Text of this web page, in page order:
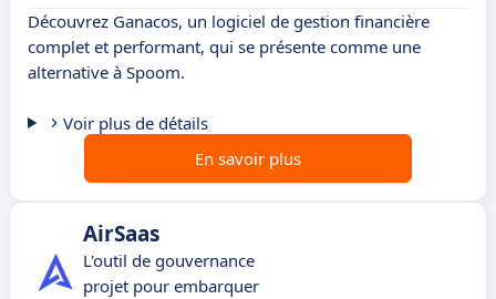
Découvrez Ganacos, un logiciel de gestion financière
complet et performant, qui se présente comme une
alternative à Spoom.
Voir plus de détails
En savoir plus
AirSaas
L'outil de gouvernance
projet pour embarquer